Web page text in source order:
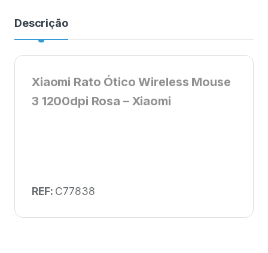
Descrição
Xiaomi Rato Ótico Wireless Mouse
3 1200dpi Rosa – Xiaomi
REF: C77838